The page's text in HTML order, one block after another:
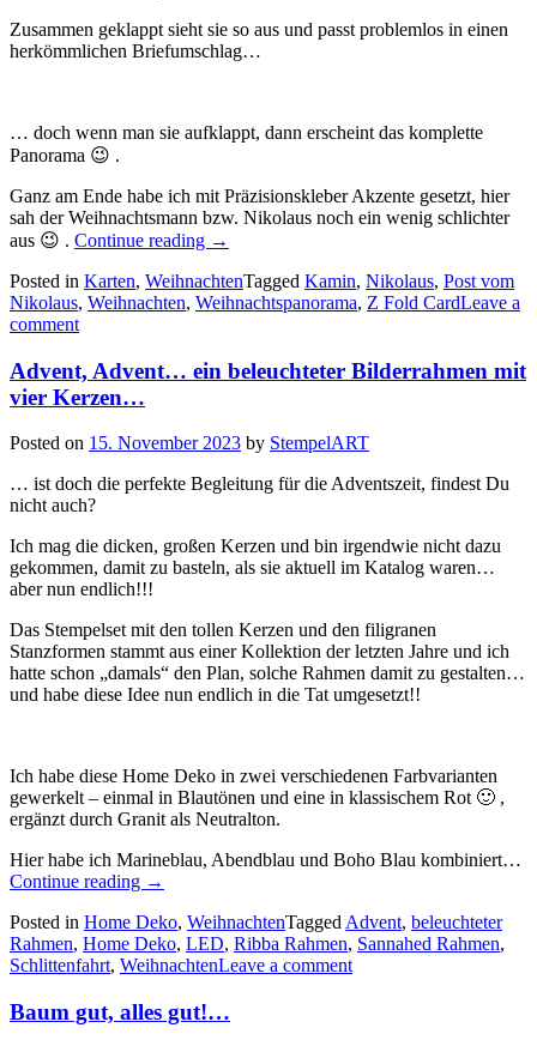
Zusammen geklappt sieht sie so aus und passt problemlos in einen
herkömmlichen Briefumschlag…
… doch wenn man sie aufklappt, dann erscheint das komplette
Panorama 😉 .
Ganz am Ende habe ich mit Präzisionskleber Akzente gesetzt, hier
sah der Weihnachtsmann bzw. Nikolaus noch ein wenig schlichter
aus 😉 . Continue reading
„Post
Nikolaus
–
Z
→
Posted in Karten, WeihnachtenTagged Kamin, Nikolaus, Post vom
Nikolaus, Weihnachten, Weihnachtspanorama, Z Fold CardLeave a
comment
Advent, Advent… ein beleuchteter Bilderrahmen mit
vier Kerzen…
Posted on 15. November 2023 by StempelART
… ist doch die perfekte Begleitung für die Adventszeit, findest Du
nicht auch?
Ich mag die dicken, großen Kerzen und bin irgendwie nicht dazu
gekommen, damit zu basteln, als sie aktuell im Katalog waren…
aber nun endlich!!!
Das Stempelset mit den tollen Kerzen und den filigranen
Stanzformen stammt aus einer Kollektion der letzten Jahre und ich
hatte schon „damals“ den Plan, solche Rahmen damit zu gestalten…
und habe diese Idee nun endlich in die Tat umgesetzt!!
Ich habe diese Home Deko in zwei verschiedenen Farbvarianten
gewerkelt – einmal in Blautönen und eine in klassischem Rot 🙂 ,
ergänzt durch Granit als Neutralton.
Hier habe ich Marineblau, Abendblau und Boho Blau kombiniert…
Continue reading „Advent,
ein
beleuchteter
Bilderrahmen
vier
Kerzen…“
→
Posted in Home Deko, WeihnachtenTagged Advent, beleuchteter
Rahmen, Home Deko, LED, Ribba Rahmen, Sannahed Rahmen,
Schlittenfahrt, WeihnachtenLeave a comment
Baum gut, alles gut!…